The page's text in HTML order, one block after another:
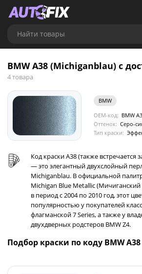
Найти товары
BMW A38 (Michiganblau) с
4 товара
BMW
OEM-код: BMW
Оттенок: Серо-
Тип краски:
Код краски A38 (также встречается
— это элегантный двухслойный
Michiganblau. В официальной
Michigan Blue Metallic
в период с 2004 по 2010 год, этот
популярностью у покупателей
флагманской 7 Series, а также у
двухдверных родстеров BMW Z4.
Подбор краски по коду BMW A38